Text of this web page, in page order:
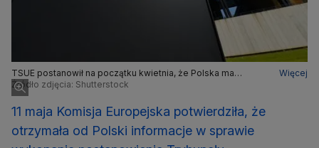
TSUE postanowił na początku kwietnia, że Polska ma
natychmiast zawiesić przepisy dotyczące Izby
Dyscyplinarnej Sądu Najwyższego
Więcej
Źródło zdjęcia: Shutterstock
11 maja Komisja Europejska potwierdziła, że
otrzymała od Polski informacje w sprawie